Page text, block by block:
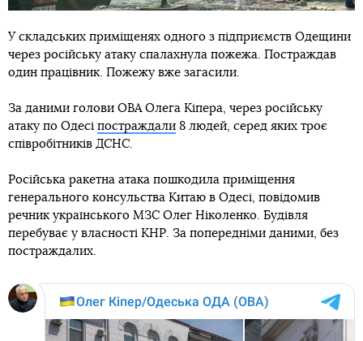
У складських приміщенях одного з підприємств Одещини
через російську атаку спалахнула пожежа. Постраждав
один працівник. Пожежу вже загасили.
За даними голови ОВА Олега Кіпера, через російську
атаку по Одесі постраждали 8 людей, серед яких троє
співробітників ДСНС.
Російська ракетна атака пошкодила приміщення
генерального консульства Китаю в Одесі, повідомив
речник українського МЗС Олег Ніколенко. Будівля
перебуває у власності КНР. За попередніми даними, без
постраждалих.